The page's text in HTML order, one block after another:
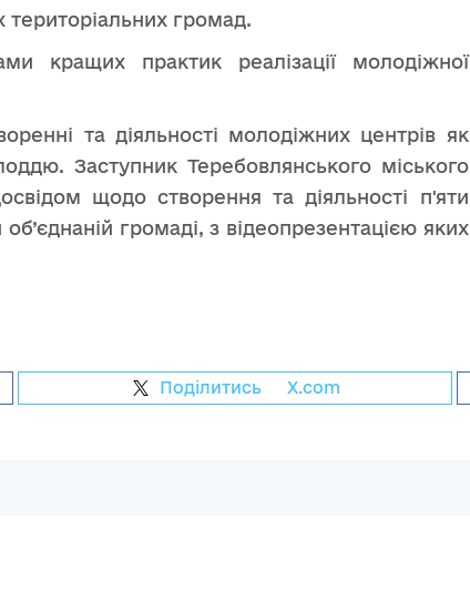
громад.
кращих практик реалізації молодіжної
та діяльності молодіжних центрів як
Заступник Теребовлянського міського
щодо створення та діяльності п'яти
громаді, з відеопрезентацією яких
Поділитись X.com